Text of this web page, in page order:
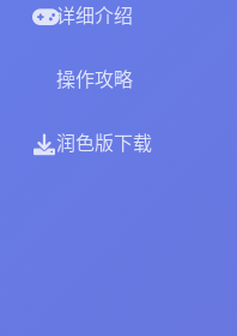
详细介绍
操作攻略
润色版下载